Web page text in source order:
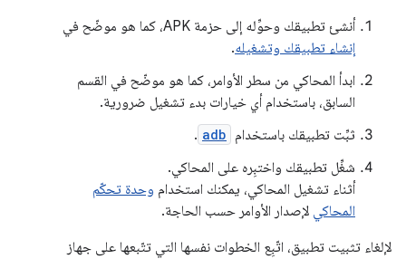
أنشئ تطبيقك وحوِّله إلى حزمة APK، كما هو موضّح في
إنشاء تطبيقك وتشغيله.
ابدأ المحاكي من سطر الأوامر، كما هو موضّح في القسم
السابق، باستخدام أي خيارات بدء تشغيل ضرورية.
ثبِّت تطبيقك باستخدام adb
.
شغِّل تطبيقك واختبِره على المحاكي.
أثناء تشغيل المحاكي، يمكنك استخدام وحدة تحكّم
المحاكي لإصدار الأوامر حسب الحاجة.
لإلغاء تثبيت تطبيق، اتّبِع الخطوات نفسها التي تتّبعها على جهاز